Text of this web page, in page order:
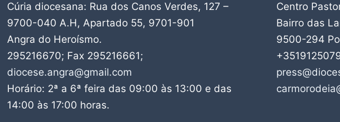
Cúria diocesana: Rua dos Canos Verdes, 127 –
9700-040 A.H, Apartado 55, 9701-901
Angra do Heroísmo.
295216670; Fax 295216661;
diocese.angra@gmail.com
Horário: 2ª a 6ª feira das 09:00 às 13:00 e das
14:00 às 17:00 horas.
Centro
Bairro das
9500-294